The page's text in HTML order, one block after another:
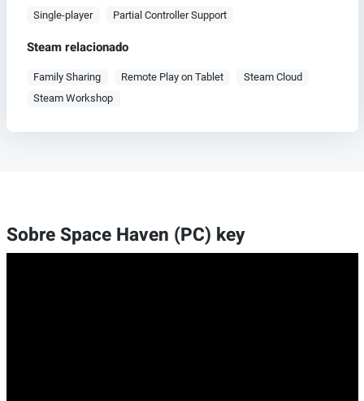
Single-player Partial Controller Support
Steam relacionado
Family Sharing Remote Play on Tablet
Steam Cloud
Steam Workshop
Sobre Space Haven (PC) key